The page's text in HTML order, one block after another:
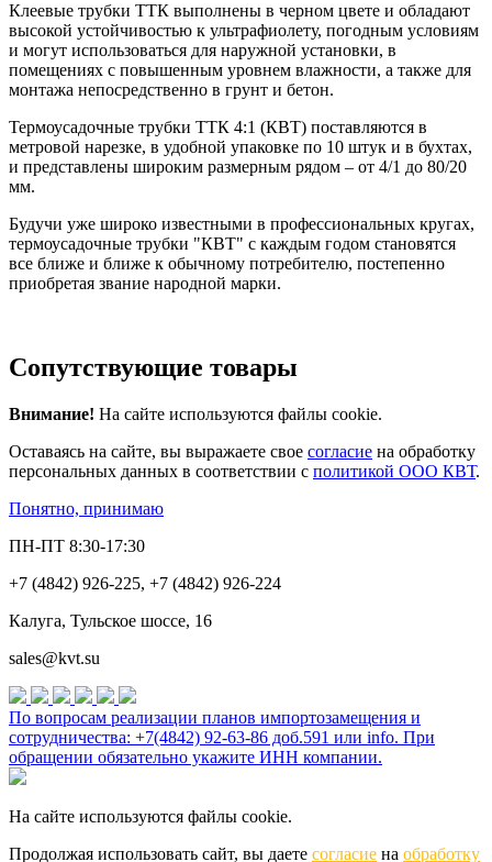
Клеевые трубки ТТК выполнены в черном цвете и обладают
высокой устойчивостью к ультрафиолету, погодным условиям
и могут использоваться для наружной установки, в
помещениях с повышенным уровнем влажности, а также для
монтажа непосредственно в грунт и бетон.
Термоусадочные трубки ТТК 4:1 (КВТ) поставляются в
метровой нарезке, в удобной упаковке по 10 штук и в бухтах,
и представлены широким размерным рядом – от 4/1 до 80/20
мм.
Будучи уже широко известными в профессиональных кругах,
термоусадочные трубки "КВТ" с каждым годом становятся
все ближе и ближе к обычному потребителю, постепенно
приобретая звание народной марки.
Сопутствующие товары
Внимание! На сайте используются файлы cookie.
Оставаясь на сайте, вы выражаете свое согласие на обработку
персональных данных в соответствии с политикой ООО КВТ.
Понятно, принимаю
ПН-ПТ 8:30-17:30
+7 (4842) 926-225, +7 (4842) 926-224
Калуга, Тульское шоссе, 16
sales@kvt.su
По вопросам реализации планов импортозамещения и
сотрудничества: +7(4842) 92-63-86 доб.591 или info. При
обращении обязательно укажите ИНН компании.
На сайте используются файлы cookie.
Продолжая использовать сайт, вы даете согласие на обработку